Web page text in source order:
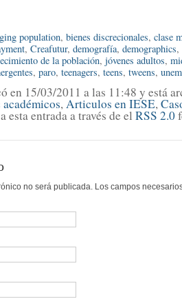
population,bienes discrecionales,clase
,Creafutur,demografía,demographics,
de la población,jóvenes adultos,
,paro,teenagers,teens,tweens,
en 15/03/2011 a las 11:48 y está
,Articulos en IESE,
esta entrada a través de elRSS 2.0
no será publicada. Los campos